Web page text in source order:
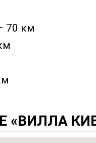
70 км